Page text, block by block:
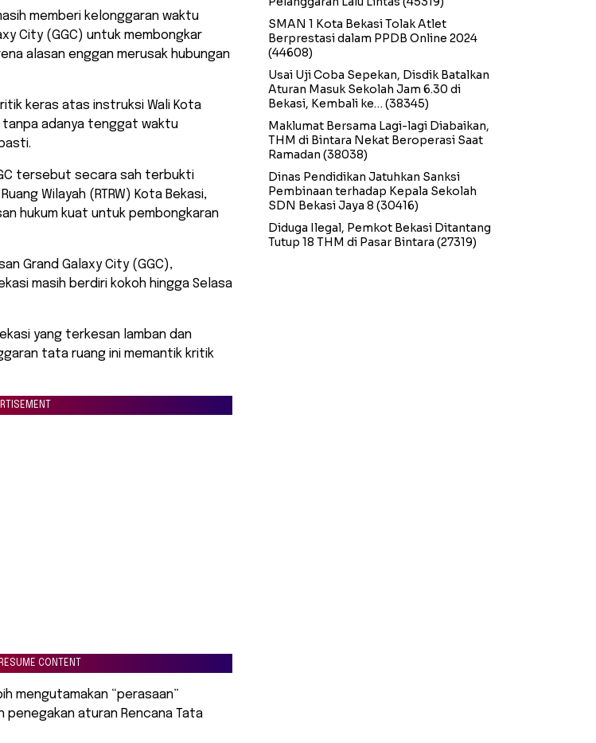
memberi kelonggaran waktu
City (GGC) untuk membongkar
alasan enggan merusak hubungan
keras atas instruksi Wali Kota
tanpa adanya tenggat waktu
tersebut secara sah terbukti
Wilayah (RTRW) Kota Bekasi,
hukum kuat untuk pembongkaran
Grand Galaxy City (GGC),
masih berdiri kokoh hingga Selasa
yang terkesan lamban dan
tata ruang ini memantik kritik
CONTENT
mengutamakan “perasaan”
penegakan aturan Rencana Tata
SMAN 1 Kota Bekasi Tolak Atlet
Berprestasi dalam PPDB Online 2024
(44608)
Usai Uji Coba Sepekan, Disdik Batalkan
Aturan Masuk Sekolah Jam 6.30 di
Bekasi, Kembali ke… (38345)
Maklumat Bersama Lagi-lagi Diabaikan,
THM di Bintara Nekat Beroperasi Saat
Ramadan (38038)
Dinas Pendidikan Jatuhkan Sanksi
Pembinaan terhadap Kepala Sekolah
SDN Bekasi Jaya 8 (30416)
Diduga Ilegal, Pemkot Bekasi Ditantang
Tutup 18 THM di Pasar Bintara (27319)